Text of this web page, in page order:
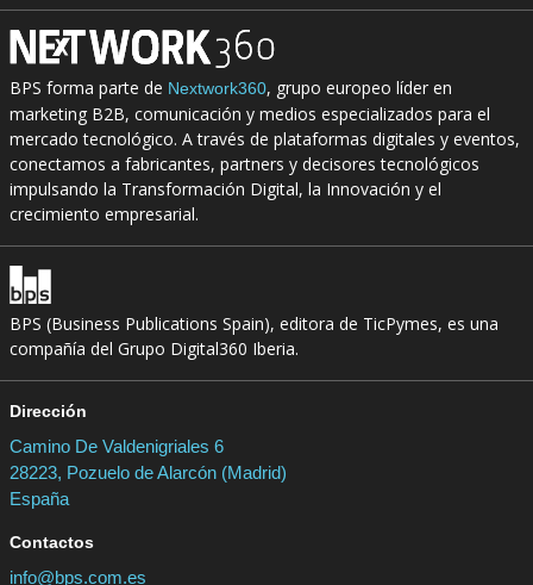
BPS forma parte de Nextwork360, grupo europeo líder en
marketing B2B, comunicación y medios especializados para el
mercado tecnológico. A través de plataformas digitales y eventos,
conectamos a fabricantes, partners y decisores tecnológicos
impulsando la Transformación Digital, la Innovación y el
crecimiento empresarial.
BPS (Business Publications Spain), editora de TicPymes, es una
compañía del Grupo Digital360 Iberia.
Dirección
Camino De Valdenigriales 6
28223, Pozuelo de Alarcón (Madrid)
España
Contactos
info@bps.com.es